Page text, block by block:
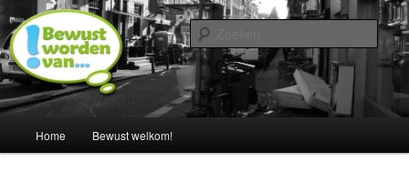
naar
de
primaire
inhoud
naar
de
secundaire
inhoudNederland bewust maken van…
Een blog door Ingrid Albers
Home Bewust welkom!